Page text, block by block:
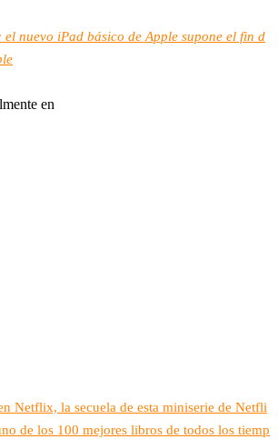
nuevo iPad básico de Apple supone el fin d
en
Netflix, la secuela de esta miniserie de Netfli
de los 100 mejores libros de todos los tiemp